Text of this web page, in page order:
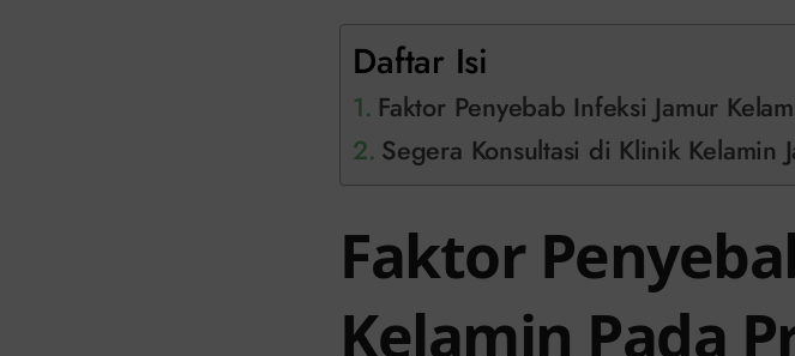
Daftar Isi
Faktor Penyebab Infeksi Jamur
Segera Konsultasi di Klinik Kelamin
Faktor
Kelamin Pada